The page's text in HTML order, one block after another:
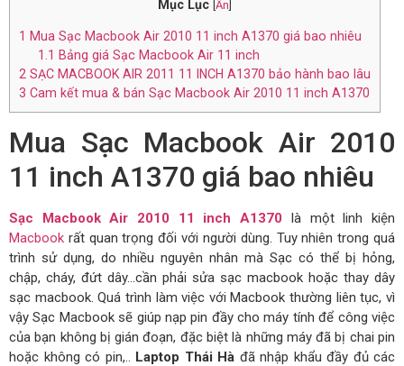
Mục Lục Ẩn
1 Mua Sạc Macbook Air 2010 11 inch A1370 giá bao nhiêu
1.1 Bảng giá Sạc Macbook Air 11 inch
2 SẠC MACBOOK AIR 2011 11 INCH A1370 bảo hành bao lâu
3 Cam kết mua & bán Sạc Macbook Air 2010 11 inch A1370
Mua Sạc Macbook Air 2010
11 inch A1370 giá bao nhiêu
Sạc Macbook Air 2010 11 inch A1370 là một linh kiện
Macbook rất quan trọng đối với người dùng. Tuy nhiên trong quá
trình sử dụng, do nhiều nguyên nhân mà Sạc có thể bị hỏng,
chập, cháy, đứt dây…cần phải sửa sạc macbook hoặc thay dây
sạc macbook. Quá trình làm việc với Macbook thường liên tục, vì
vậy Sạc Macbook sẽ giúp nạp pin đầy cho máy tính để công việc
của bạn không bị gián đoạn, đặc biệt là những máy đã bị chai pin
hoặc không có pin,.. Laptop Thái Hà đã nhập khẩu đầy đủ các